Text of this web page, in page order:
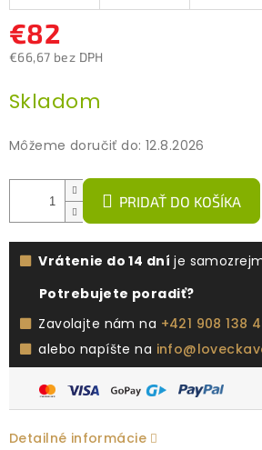
€82
€66,67 bez DPH
cena:
Skladom
Môžeme doručiť do: 12.8.2026
PRIDAŤ DO KOŠÍKA
Vrátenie do 14 dní je
Potrebujete poradiť?
Zavolajte nám na +421 908 138
alebo napíšte na
Detailné informácie